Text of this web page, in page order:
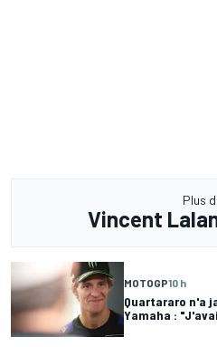
Plus
Vincent
MOTOGP10 h
Quartararo n'a
Yamaha :